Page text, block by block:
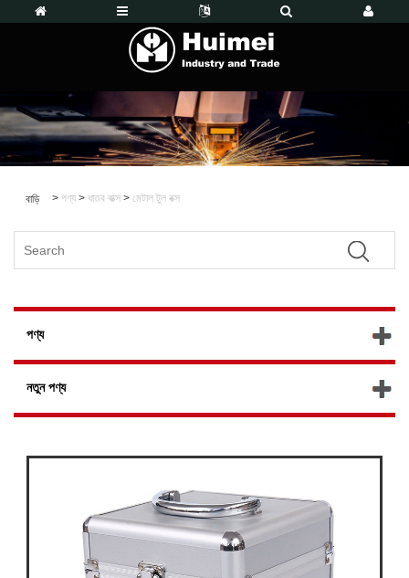
বাড়ি > পণ্য > ধাতব বাক্স > মেটাল টুল বক্স
পণ্য
নতুন পণ্য